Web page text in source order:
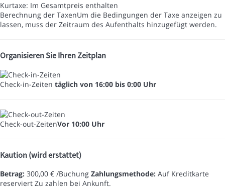
Kurtaxe: Im Gesamtpreis enthalten
Berechnung der TaxenUm die Bedingungen der Taxe anzeigen zu
lassen, muss der Zeitraum des Aufenthalts hinzugefügt werden.
Organisieren Sie Ihren Zeitplan
Check-in-Zeiten täglich von 16:00 bis 0:00 Uhr
Check-out-ZeitenVor 10:00 Uhr
Kaution (wird erstattet)
Betrag: 300,00 € /Buchung Zahlungsmethode: Auf Kreditkarte
reserviert Zu zahlen bei Ankunft.